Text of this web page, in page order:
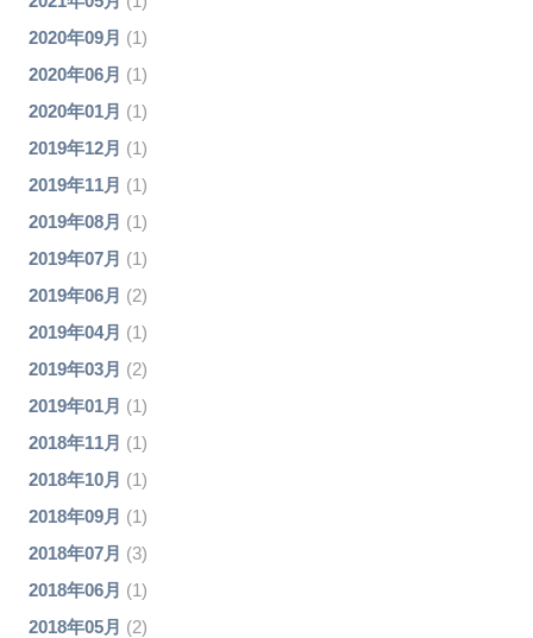
2020年09月 (1)
2020年06月 (1)
2020年01月 (1)
2019年12月 (1)
2019年11月 (1)
2019年08月 (1)
2019年07月 (1)
2019年06月 (2)
2019年04月 (1)
2019年03月 (2)
2019年01月 (1)
2018年11月 (1)
2018年10月 (1)
2018年09月 (1)
2018年07月 (3)
2018年06月 (1)
2018年05月 (2)